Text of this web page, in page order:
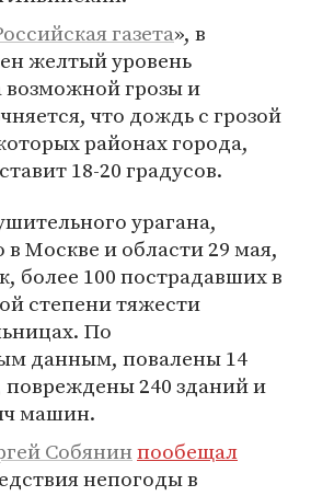
газета», в
желтый уровень
возможной грозы и
что дождь с грозой
районах города,
18-20 градусов.
урагана,
Москве и области 29 мая,
более 100 пострадавших в
степени тяжести
По
данным, повалены 14
повреждены 240 зданий и
машин.
Собянинпообещал
непогоды в